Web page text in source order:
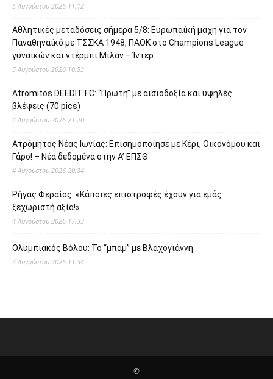
5 Αυγούστου 2026 11:12
Αθλητικές μεταδόσεις σήμερα 5/8: Ευρωπαϊκή μάχη για τον
Παναθηναϊκό με ΤΣΣΚΑ 1948, ΠΑΟΚ στο Champions League
γυναικών και ντέρμπι Μίλαν – Ίντερ
5 Αυγούστου 2026 10:53
Atromitos DEEDIT FC: “Πρώτη” με αισιοδοξία και υψηλές
βλέψεις (70 pics)
4 Αυγούστου 2026 21:20
Ατρόμητος Νέας Ιωνίας: Επισημοποίησε με Κέρι, Οικονόμου και
Γάρο! – Νέα δεδομένα στην Α’ ΕΠΣΘ
4 Αυγούστου 2026 20:34
Ρήγας Φεραίος: «Κάποιες επιστροφές έχουν για εμάς
ξεχωριστή αξία!»
4 Αυγούστου 2026 17:33
Ολυμπιακός Βόλου: Το “μπαμ” με Βλαχογιάννη
4 Αυγούστου 2026 11:34
©